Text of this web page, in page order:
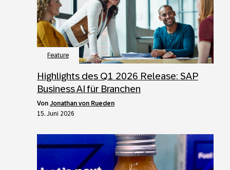
Feature
Highlights des Q1 2026 Release: SAP
Business AI für Branchen
von Jonathan von Rueden
15. Juni 2026